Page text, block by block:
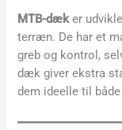
MTB-dæker
terræn. De har et
greb og kontrol,
dæk giver ekstra
dem ideelle til